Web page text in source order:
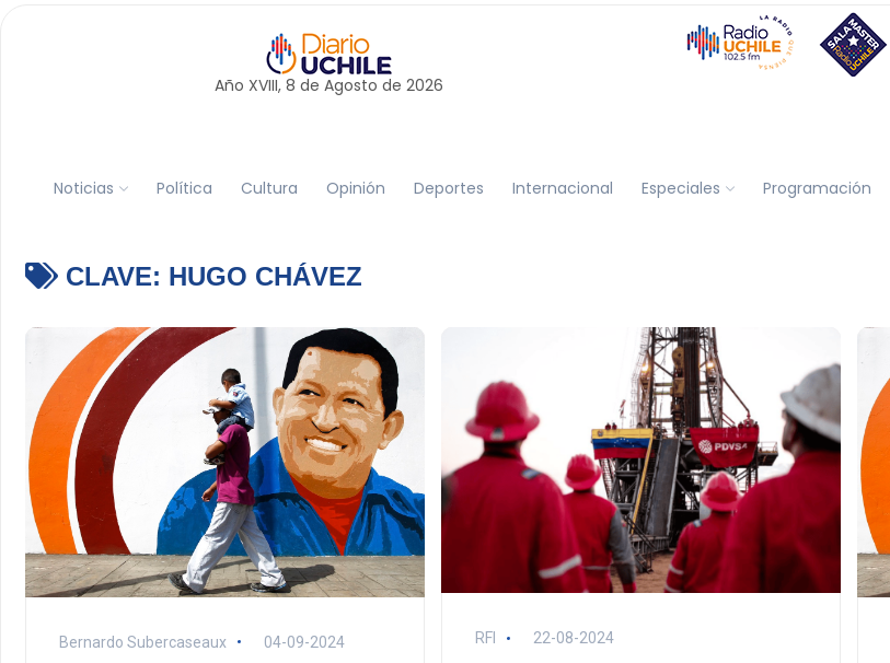
Año XVIII, 8 de Agosto de 2026
Noticias Política Cultura Opinión Deportes Internacional Especiales Programación
CLAVE: HUGO CHÁVEZ
Bernardo Subercaseaux 04-09-2024 RFI 22-08-2024